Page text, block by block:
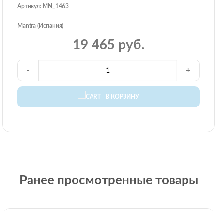
Артикул: MN_1463
Mantra (Испания)
19 465 руб.
В КОРЗИНУ
- +
Ранее просмотренные товары